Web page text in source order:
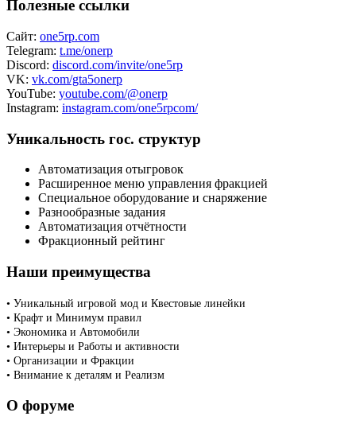
Полезные ссылки
Сайт: one5rp.com
Telegram: t.me/onerp
Discord: discord.com/invite/one5rp
VK: vk.com/gta5onerp
YouTube: youtube.com/@onerp
Instagram: instagram.com/one5rpcom/
Уникальность гос. структур
Автоматизация отыгровок
Расширенное меню управления фракцией
Специальное оборудование и снаряжение
Разнообразные задания
Автоматизация отчётности
Фракционный рейтинг
Наши преимущества
• Уникальный игровой мод и Квестовые линейки
• Крафт и Минимум правил
• Экономика и Автомобили
• Интерьеры и Работы и активности
• Организации и Фракции
• Внимание к деталям и Реализм
О форуме